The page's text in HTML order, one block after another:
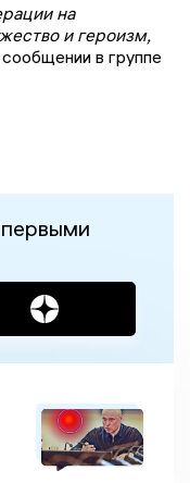
на
и героизм,
в группе